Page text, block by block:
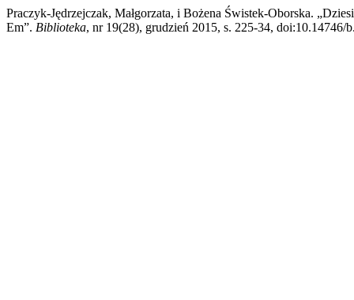
Praczyk-Jędrzejczak, Małgorzata, i Bożena Świstek-Oborska.
Em”. Biblioteka, nr 19(28), grudzień 2015, s. 225-34, doi:10.14746/